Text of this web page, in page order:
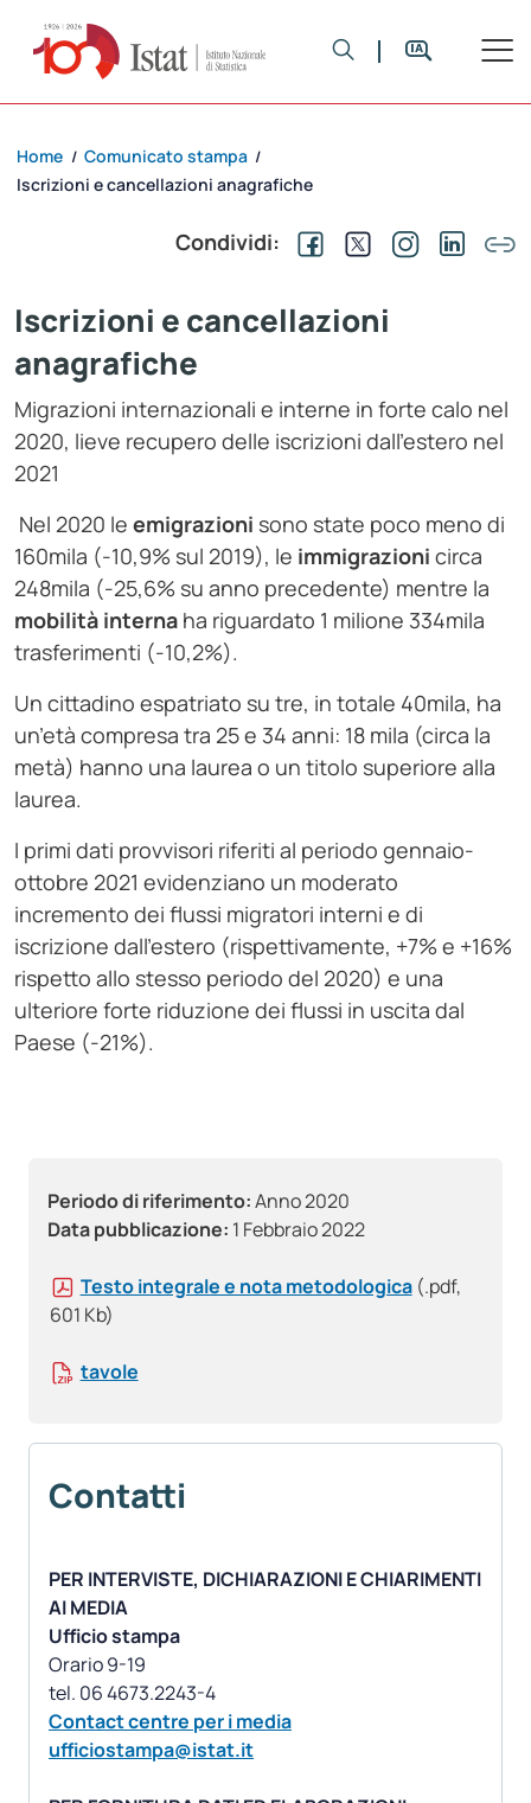
Periodo di riferimento:Anno 2020
Data pubblicazione: 1 Febbraio 2022
Testo integrale e nota metodologica (.pdf,
601 Kb)
tavole
Contatti
PER INTERVISTE, DICHIARAZIONI E CHIARIMENTI
AI MEDIA
Ufficio stampa
Orario 9-19
Contact centre per i media
ufficiostampa@istat.it
Home / Comunicato stampa /
Iscrizioni e cancellazioni anagrafiche
Condividi:
Iscrizioni e cancellazioni
anagrafiche
Migrazioni internazionali e interne in forte calo nel
2020, lieve recupero delle iscrizioni dall’estero nel
2021
Nel 2020 le emigrazioni sono state poco meno di
160mila (-10,9% sul 2019), le immigrazioni circa
248mila (-25,6% su anno precedente) mentre la
mobilità interna ha riguardato 1 milione 334mila
trasferimenti (-10,2%).
Un cittadino espatriato su tre, in totale 40mila, ha
un’età compresa tra 25 e 34 anni: 18 mila (circa la
metà) hanno una laurea o un titolo superiore alla
laurea.
I primi dati provvisori riferiti al periodo gennaio-
ottobre 2021 evidenziano un moderato
incremento dei flussi migratori interni e di
iscrizione dall’estero (rispettivamente, +7% e +16%
rispetto allo stesso periodo del 2020) e una
ulteriore forte riduzione dei flussi in uscita dal
Paese (-21%).